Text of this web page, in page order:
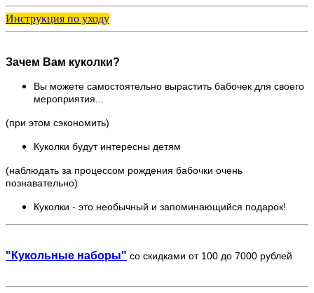
Инструкция по уходу
Зачем Вам куколки?
Вы можете самостоятельно вырастить бабочек для своего
мероприятия...
(при этом сэкономить)
Куколки будут интересны детям
(наблюдать за процессом рождения бабочки очень
познавательно)
Куколки - это необычный и запоминающийся подарок!
"Кукольные наборы" со скидками от 100 до 7000 рублей